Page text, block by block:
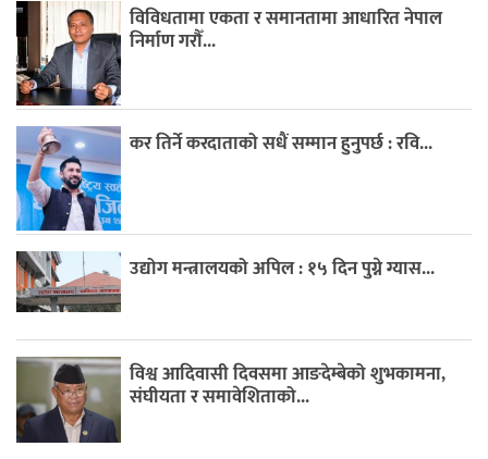
विविधतामा एकता र समानतामा आधारित नेपाल
निर्माण गरौँ...
कर तिर्ने करदाताको सधैं सम्मान हुनुपर्छ : रवि...
उद्योग मन्त्रालयको अपिल : १५ दिन पुग्ने ग्यास...
विश्व आदिवासी दिवसमा आङदेम्बेको शुभकामना,
संघीयता र समावेशिताको...